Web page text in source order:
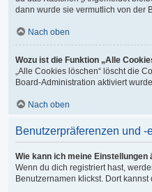
dann wurde sie vermutlich von der
Nach oben
Wozu ist die Funktion „Alle
„Alle Cookies löschen“ löscht die
Board-Administration aktiviert
Nach oben
Benutzerpräferenzen und -
Wie kann ich meine Einstellungen
Wenn du dich registriert hast,
Benutzernamen klickst. Dort